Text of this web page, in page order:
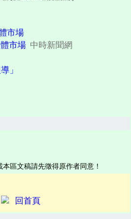
市場
市場 中時新聞網
」
區文稿請先徵得原作者同意！
回首頁